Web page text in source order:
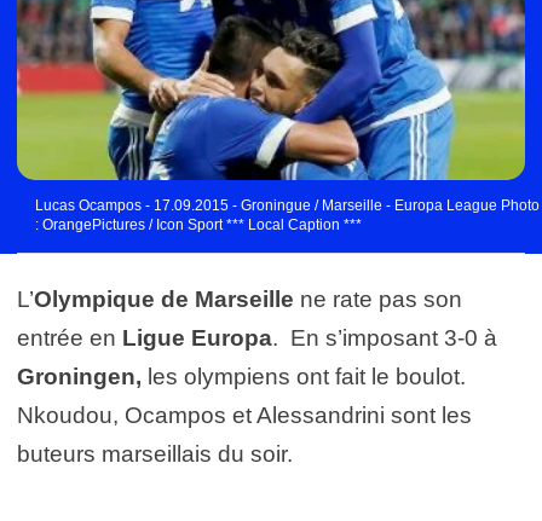
Lucas Ocampos - 17.09.2015 - Groningue / Marseille - Europa League Photo
: OrangePictures / Icon Sport *** Local Caption ***
L’Olympique de Marseille ne rate pas son
entrée en Ligue Europa. En s’imposant 3-0 à
Groningen, les olympiens ont fait le boulot.
Nkoudou, Ocampos et Alessandrini sont les
buteurs marseillais du soir.